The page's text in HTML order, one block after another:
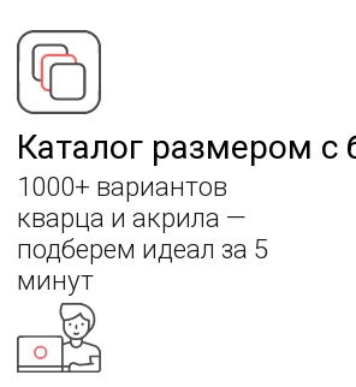
Купить ступени из
искусственного
камня
Компания «Эверест стоун» предлагает Вам
заказать широкий ассортимент ступеней из
искусственного камня под любой интерьер.